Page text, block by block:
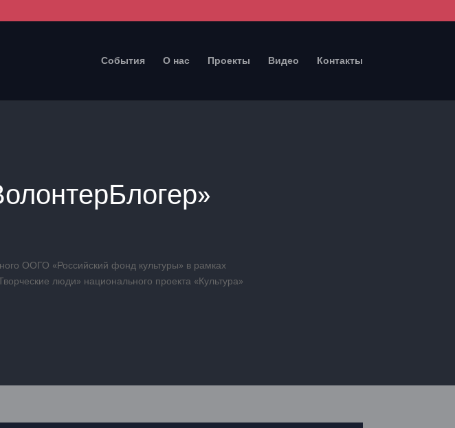
События О нас Проекты Видео Контакты
ООГО «Российский фонд культуры» в рамках
люди» национального проекта «Культура»